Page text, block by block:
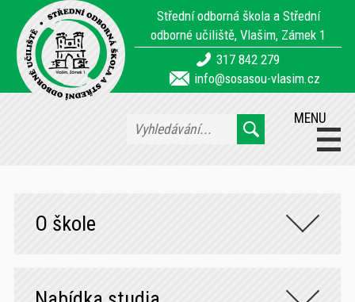
Střední odborná škola a Střední
odborné učiliště, Vlašim, Zámek 1
317 842 279
info@sosasou-vlasim.cz
MENU
O škole